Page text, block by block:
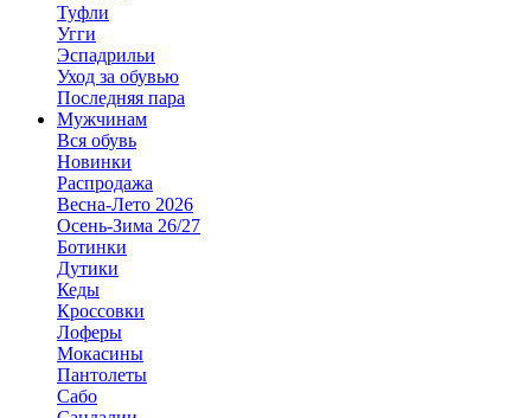
Туфли
Угги
Эспадрильи
Уход за обувью
Последняя пара
Мужчинам
Вся обувь
Новинки
Распродажа
Весна-Лето 2026
Осень-Зима 26/27
Ботинки
Дутики
Кеды
Кроссовки
Лоферы
Мокасины
Пантолеты
Сабо